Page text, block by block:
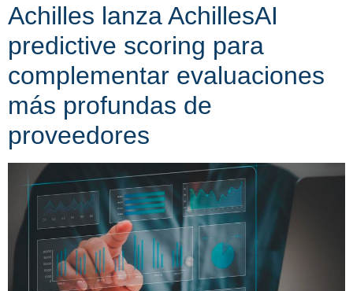
Achilles lanza AchillesAI
predictive scoring para
complementar evaluaciones
más profundas de
proveedores